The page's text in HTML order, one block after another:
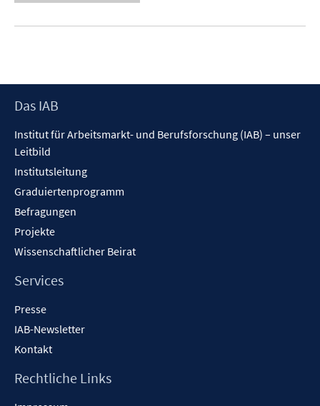
Footer
Das IAB
Institut für Arbeitsmarkt- und Berufsforschung (IAB) – unser
Leitbild
Institutsleitung
Graduiertenprogramm
Befragungen
Projekte
Wissenschaftlicher Beirat
Services
Presse
IAB-Newsletter
Kontakt
Rechtliche Links